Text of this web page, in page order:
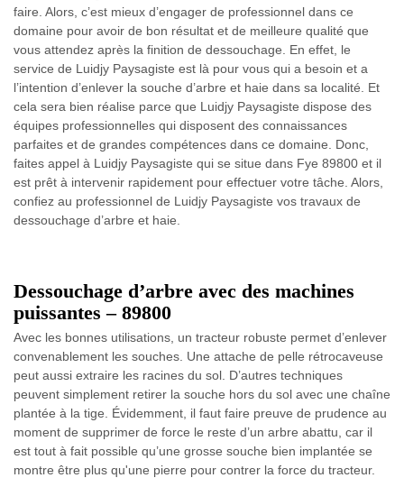
faire. Alors, c’est mieux d’engager de professionnel dans ce
domaine pour avoir de bon résultat et de meilleure qualité que
vous attendez après la finition de dessouchage. En effet, le
service de Luidjy Paysagiste est là pour vous qui a besoin et a
l’intention d’enlever la souche d’arbre et haie dans sa localité. Et
cela sera bien réalise parce que Luidjy Paysagiste dispose des
équipes professionnelles qui disposent des connaissances
parfaites et de grandes compétences dans ce domaine. Donc,
faites appel à Luidjy Paysagiste qui se situe dans Fye 89800 et il
est prêt à intervenir rapidement pour effectuer votre tâche. Alors,
confiez au professionnel de Luidjy Paysagiste vos travaux de
dessouchage d’arbre et haie.
Dessouchage d’arbre avec des machines
puissantes – 89800
Avec les bonnes utilisations, un tracteur robuste permet d’enlever
convenablement les souches. Une attache de pelle rétrocaveuse
peut aussi extraire les racines du sol. D’autres techniques
peuvent simplement retirer la souche hors du sol avec une chaîne
plantée à la tige. Évidemment, il faut faire preuve de prudence au
moment de supprimer de force le reste d’un arbre abattu, car il
est tout à fait possible qu’une grosse souche bien implantée se
montre être plus qu'une pierre pour contrer la force du tracteur.